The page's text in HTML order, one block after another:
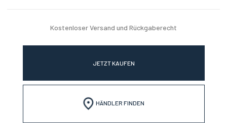
Kostenloser Versand und Rückgaberecht
JETZT KAUFEN
HÄNDLER FINDEN